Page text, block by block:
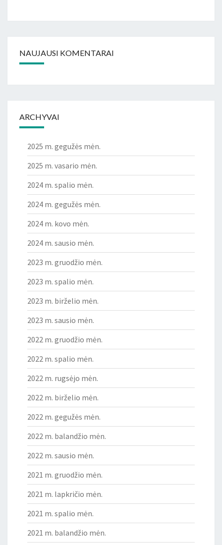
NAUJAUSI KOMENTARAI
ARCHYVAI
2025 m. gegužės mėn.
2025 m. vasario mėn.
2024 m. spalio mėn.
2024 m. gegužės mėn.
2024 m. kovo mėn.
2024 m. sausio mėn.
2023 m. gruodžio mėn.
2023 m. spalio mėn.
2023 m. birželio mėn.
2023 m. sausio mėn.
2022 m. gruodžio mėn.
2022 m. spalio mėn.
2022 m. rugsėjo mėn.
2022 m. birželio mėn.
2022 m. gegužės mėn.
2022 m. balandžio mėn.
2022 m. sausio mėn.
2021 m. gruodžio mėn.
2021 m. lapkričio mėn.
2021 m. spalio mėn.
2021 m. balandžio mėn.